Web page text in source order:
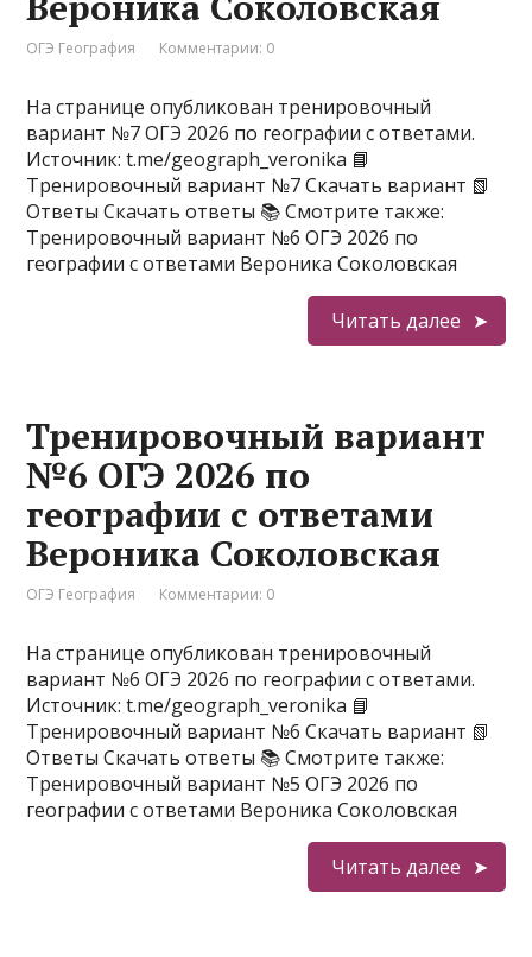
ОГЭ География Комментарии: 0
На странице опубликован тренировочный
вариант №7 ОГЭ 2026 по географии с ответами.
Источник: t.me/geograph_veronika 📘
Тренировочный вариант №7 Скачать вариант 📗
Ответы Скачать ответы 📚 Смотрите также:
Тренировочный вариант №6 ОГЭ 2026 по
географии с ответами Вероника Соколовская
Читать далее
Тренировочный вариант
№6 ОГЭ 2026 по
географии с ответами
Вероника Соколовская
ОГЭ География Комментарии: 0
На странице опубликован тренировочный
вариант №6 ОГЭ 2026 по географии с ответами.
Источник: t.me/geograph_veronika 📘
Тренировочный вариант №6 Скачать вариант 📗
Ответы Скачать ответы 📚 Смотрите также:
Тренировочный вариант №5 ОГЭ 2026 по
географии с ответами Вероника Соколовская
Читать далее